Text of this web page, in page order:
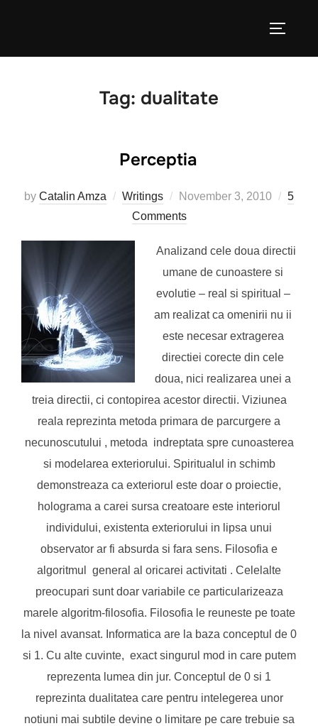
Tag: dualitate
Perceptia
by Catalin Amza Writings
Posted
on
November 3, 2010
5
Comments
Analizand cele doua directii
umane de cunoastere si
evolutie – real si spiritual –
am realizat ca omenirii nu ii
este necesar extragerea
directiei corecte din cele
doua, nici realizarea unei a
treia directii, ci contopirea acestor directii. Viziunea
reala reprezinta metoda primara de parcurgere a
necunoscutului , metoda indreptata spre cunoasterea
si modelarea exteriorului. Spiritualul in schimb
demonstreaza ca exteriorul este doar o proiectie,
holograma a carei sursa creatoare este interiorul
individului, existenta exteriorului in lipsa unui
observator ar fi absurda si fara sens. Filosofia e
algoritmul general al oricarei activitati . Celelalte
preocupari sunt doar variabile ce particularizeaza
marele algoritm-filosofia. Filosofia le reuneste pe toate
la nivel avansat. Informatica are la baza conceptul de 0
si 1. Cu alte cuvinte, exact singurul mod in care putem
reprezenta lumea din jur. Conceptul de 0 si 1
reprezinta dualitatea care pentru intelegerea unor
notiuni mai subtile devine o limitare pe care trebuie sa